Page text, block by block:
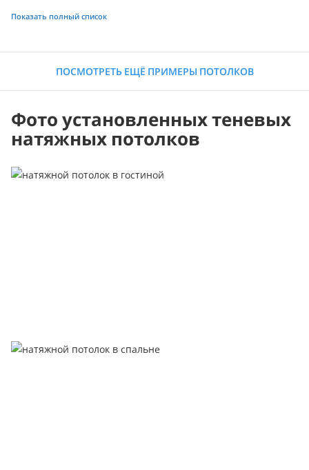
Показать полный список
ПОСМОТРЕТЬ ЕЩЁ ПРИМЕРЫ ПОТОЛКОВ
Фото установленных теневых
натяжных потолков